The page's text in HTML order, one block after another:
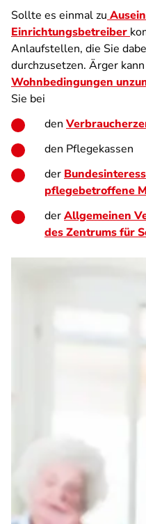
Sollte es einmal zu
Einrichtungsbetreiber
Anlaufstellen, die Sie
durchzusetzen. Ärger
Wohnbedingungen
Sie bei
den
den Pflegekassen
der
pflegebetroffene
derAllgemeinen
des Zentrums für